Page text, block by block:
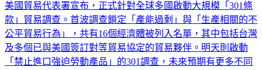
美國貿易代表署宣布，正式針對全球多國啟動大規模「301條
款」貿易調查。首波調查鎖定「產能過剩」與「生產相關的不
公平貿易行為」，共有16個經濟體被列入名單，其中包括台灣
及多個已與美國簽訂對等貿易協定的貿易夥伴。明天則啟動
「禁止進口強迫勞動產品」的301調查，未來預期有更多不同